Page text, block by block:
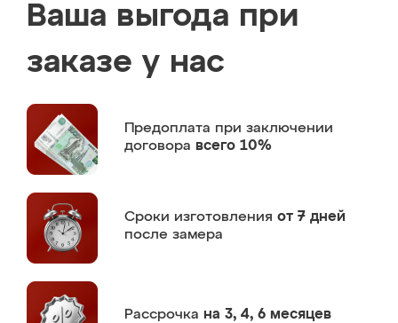
Ваша выгода при
заказе у нас
Предоплата при заключении
договора всего 10%
Сроки изготовления от 7 дней
после замера
Рассрочка на 3, 4, 6 месяцев